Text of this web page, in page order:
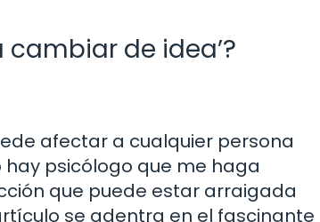
de idea’?
afectar a cualquier persona
hay psicólogo que me haga
que puede estar arraigada
se adentra en el fascinante